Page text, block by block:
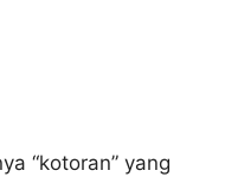
“kotoran” yang